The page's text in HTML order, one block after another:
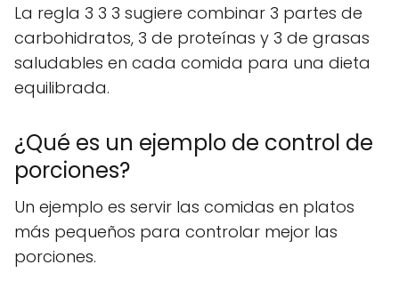
La regla 3 3 3 sugiere combinar 3 partes de
carbohidratos, 3 de proteínas y 3 de grasas
saludables en cada comida para una dieta
equilibrada.
¿Qué es un ejemplo de control de
porciones?
Un ejemplo es servir las comidas en platos
más pequeños para controlar mejor las
porciones.